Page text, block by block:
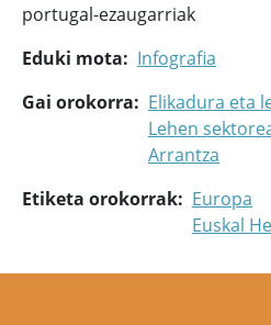
portugal-ezaugarriak
Eduki mota
Infografia
Gai orokorra
Elikadura eta
Lehen
Arrantza
Etiketa orokorrak
Europa
Euskal